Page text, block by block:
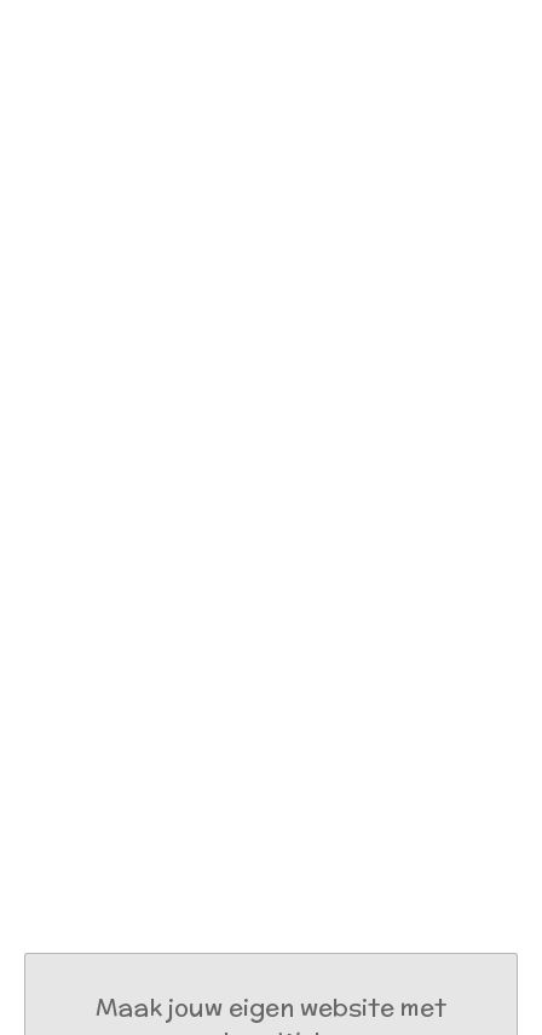
Maak jouw eigen website met